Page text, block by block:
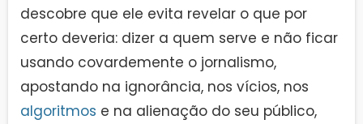
descobre que ele evita revelar o que por
certo deveria: dizer a quem serve e não ficar
usando covardemente o jornalismo,
apostando na ignorância, nos vícios, nos
algoritmos e na alienação do seu público,